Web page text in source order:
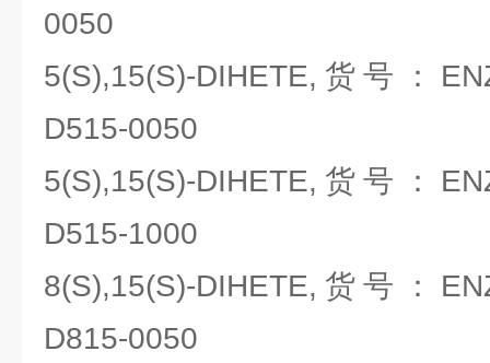
0050
5(S),15(S)-DIHETE,货号：
D515-0050
5(S),15(S)-DIHETE,货号：
D515-1000
8(S),15(S)-DIHETE,货号：
D815-0050